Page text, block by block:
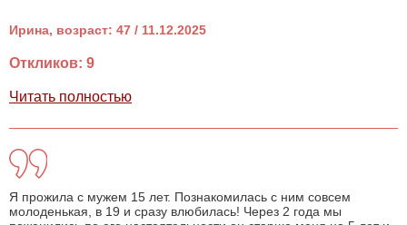
Ирина, возраст: 47 / 11.12.2025
Откликов: 9
Читать полностью
Я прожила с мужем 15 лет. Познакомилась с ним совсем
молоденькая, в 19 и сразу влюбилась! Через 2 года мы